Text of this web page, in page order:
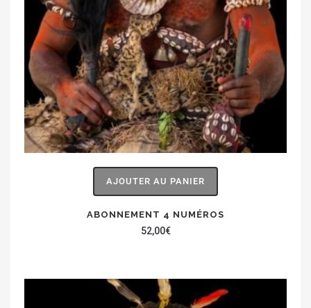
AJOUTER AU PANIER
ABONNEMENT 4 NUMÉROS
52,00€